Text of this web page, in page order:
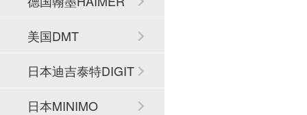
美国DMT
日本迪吉泰特DIGIT
ECH
日本MINIMO